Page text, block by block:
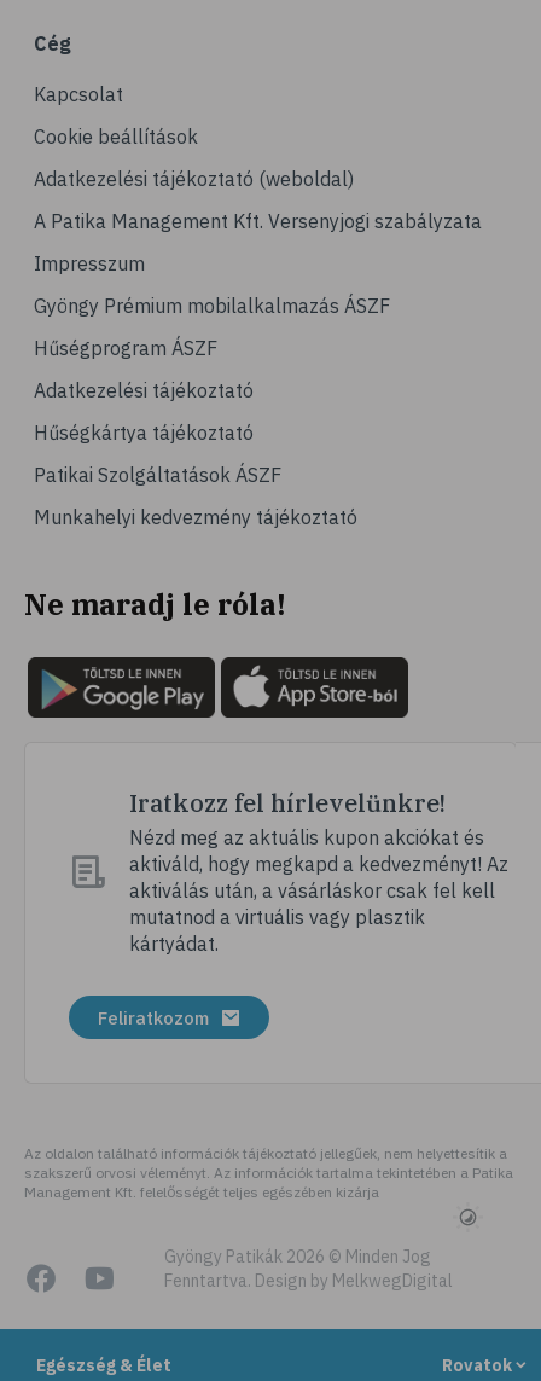
Egészség & Élet Rovatok
# megfázás
# influenza
# orrfolyás
# C-vitamin
# immunrendszer
# emésztőrendszer
# emésztési zavarok
# puffadás
# orrdugulás
# magnézium
# stresszcsökkentés
# galagonya
# multivitamin
# köröm
# ginzeng
# folsav
# kollagén
# vízhajtó
# tyúkhúsleves
# citromfű
# testmozgás
# légúti allergia
# stresszoldás
# ásványi anyag
Cég
Kapcsolat
Cookie beállítások
Adatkezelési tájékoztató (weboldal)
A Patika Management Kft. Versenyjogi szabályzata
Impresszum
Gyöngy Prémium mobilalkalmazás ÁSZF
Hűségprogram ÁSZF
Adatkezelési tájékoztató
Hűségkártya tájékoztató
Patikai Szolgáltatások ÁSZF
Munkahelyi kedvezmény tájékoztató
Ne maradj le róla!
Iratkozz fel hírlevelünkre!
Nézd meg az aktuális kupon akciókat és
aktiváld, hogy megkapd a kedvezményt! Az
aktiválás után, a vásárláskor csak fel kell
mutatnod a virtuális vagy plasztik
kártyádat.
Feliratkozom
Az oldalon található információk tájékoztató jellegűek, nem helyettesítik a
szakszerű orvosi véleményt. Az információk tartalma tekintetében a Patika
Management Kft. felelősségét teljes egészében kizárja
Gyöngy Patikák 2026 © Minden Jog
Fenntartva. Design by MelkwegDigital